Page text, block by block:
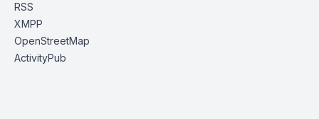
RSS
XMPP
OpenStreetMap
ActivityPub